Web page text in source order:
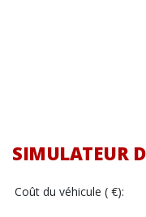
SIMULATEUR
Coût du véhicule ( €):